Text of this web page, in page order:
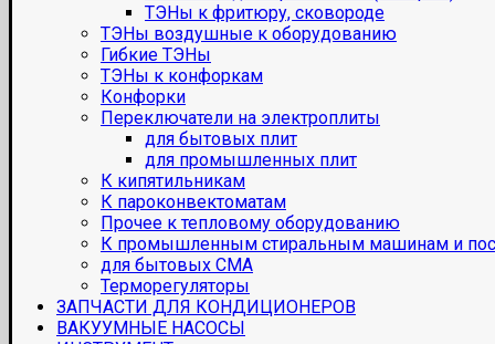
ТЭНы к фритюру, сковороде
ТЭНы воздушные к оборудованию
Гибкие ТЭНы
ТЭНы к конфоркам
Конфорки
Переключатели на электроплиты
для бытовых плит
для промышленных плит
К кипятильникам
К пароконвектоматам
Прочее к тепловому оборудованию
К промышленным стиральным машинам и
для бытовых СМА
Терморегуляторы
ЗАПЧАСТИ ДЛЯ КОНДИЦИОНЕРОВ
ВАКУУМНЫЕ НАСОСЫ